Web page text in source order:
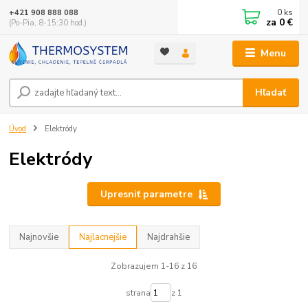
Menu
Hľadať
+421 908 888 088
(Po-Pia, 8-15:30 hod.)
0 ks
za 0 €
Úvod Elektródy
Elektródy
Upresniť parametre
Najnovšie Najlacnejšie Najdrahšie
Zobrazujem 1-16 z 16
strana z 1